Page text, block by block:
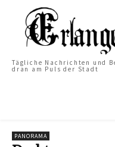
Tägliche Nachrichten und
dran am Puls der Stadt
PANORAMA